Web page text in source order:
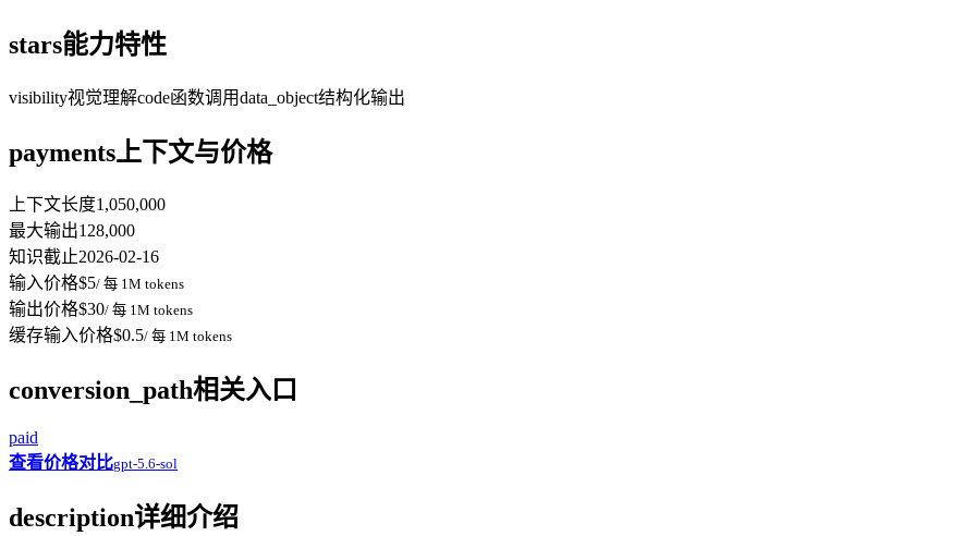
stars能力特性
visibility视觉理解code函数调用data_object结构化输出
payments上下文与价格
上下文长度1,050,000
最大输出128,000
知识截止2026-02-16
输入价格$5/ 每 1M tokens
输出价格$30/ 每 1M tokens
缓存输入价格$0.5/ 每 1M tokens
conversion_path相关入口
paid
查看价格对比gpt-5.6-sol
description详细介绍